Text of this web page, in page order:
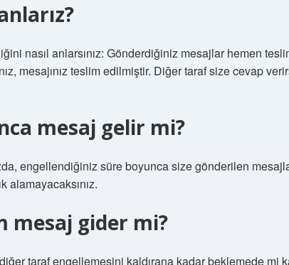
nasıl anlarsınız: Gönderdiğiniz mesajlar hemen
mesajınız teslim edilmiştir. Diğer taraf size cevap
mesaj gelir mi?
engellendiğiniz süre boyunca size gönderilen
alamayacaksınız.
mesaj gider mi?
taraf engellemesini kaldırana kadar beklemede mi